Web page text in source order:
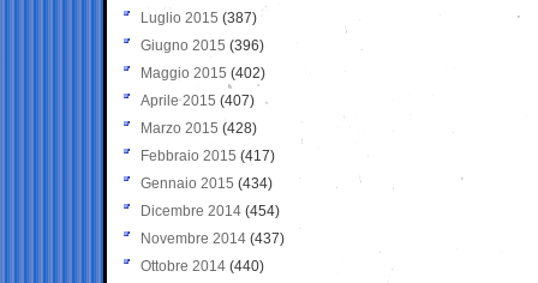
Luglio 2015 (387)
Giugno 2015 (396)
Maggio 2015 (402)
Aprile 2015 (407)
Marzo 2015 (428)
Febbraio 2015 (417)
Gennaio 2015 (434)
Dicembre 2014 (454)
Novembre 2014 (437)
Ottobre 2014 (440)